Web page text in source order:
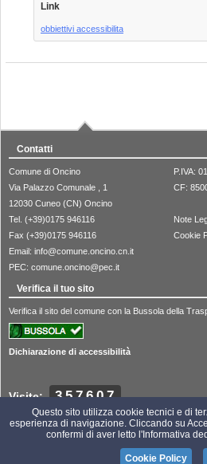
Link
obbiettivi accessibilita
Contatti
Comune di Oncino
Via Palazzo Comunale , 1
12030 Cuneo (CN) Oncino
Tel. (+39)0175 946116
Fax (+39)0175 946116
Email: info@comune.oncino.cn.it
PEC: comune.oncino@pec.it
P.IVA:
CF:
Note
Cookie
Verifica il tuo sito
Verifica il sito del comune con la Bussola della
Dichiarazione di accessibilità
Visite: 357607
Portale realizzato da Gaspari Web
Questo sito utilizza cookie tecnici e di
esperienza di navigazione. Cliccando su
confermi di aver letto l'Informativa
Cookie Policy